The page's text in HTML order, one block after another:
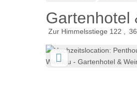
Gartenhotel
Zur Himmelsstiege 122